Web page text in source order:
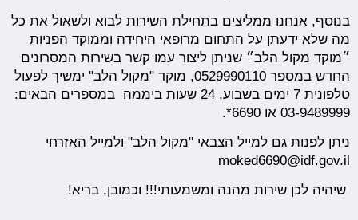
בנוסף, אנחנו ממליצים בתחילת השירות לבוא ולשאול את כל
מה שלא ידעתן על התחום מרופאי היחידה וממוקד הפניות
״מוקד מקול הלב״ שניתן ליצור עמו קשר בשירות המסרונים
החדש במספר 0529990110, מוקד "מקול הלב" ימשיך לפעול
טלפונית 7 ימים בשבוע, 24 שעות ביממה במספרים הבאים:
03-9489999 או 6690*.
ניתן לפנות גם למייל הצבאי "מקול הלב" ולמייל האזרחי
moked6690@idf.gov.il
שיהיה לכן שירות מהנה ומשמעותי!!! וכמובן, בריא!